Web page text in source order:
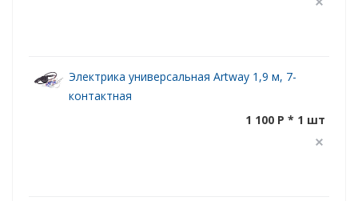
Электрика универсальная Artway 1,9 м, 7-
контактная
1 100 P * 1 шт